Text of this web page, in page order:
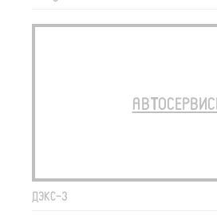
ДЭКС-3